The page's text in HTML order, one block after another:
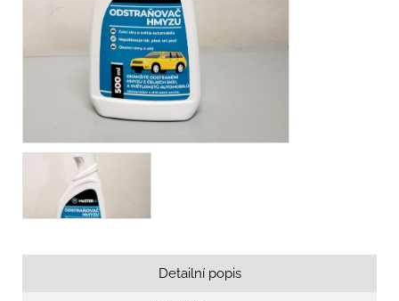
Detailní popis